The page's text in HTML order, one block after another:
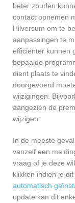
beter zouden
contact opnemen
Hilversum om te
aanpassingen te
efficiënter kunnen
bepaalde
dient plaats te
doorgevoerd
wijzigingen.
aangezien de
wijzigen.
In de meeste
vanzelf een
vraag of je deze
klikken indien je
automatisch
update kan dit